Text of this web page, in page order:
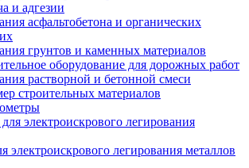
и адгезии
асфальтобетона и органических
грунтов и каменных материалов
оборудование для дорожных работ
растворной и бетонной смеси
строительных материалов
электроискрового легирования металлов